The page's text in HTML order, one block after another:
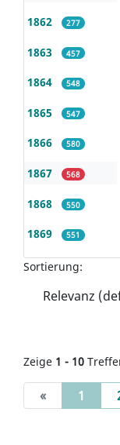
1862 277
1863 457
1864 548
1865 547
1866 580
1867 568
1868 550
1869 551
Sortierung:
Zeige 1 - 10
« 1